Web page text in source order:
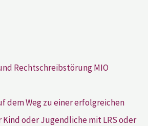
dem Weg zu einer erfolgreichen
oder Jugendliche mit LRS oder